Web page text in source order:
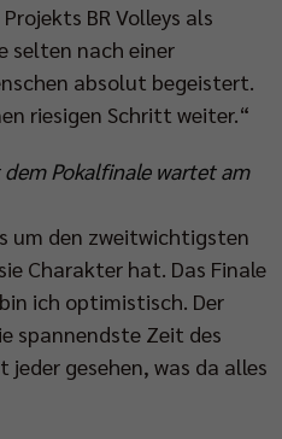
BR Volleys als
selten nach einer
absolut begeistert.
riesigen Schritt weiter.“
Pokalfinale wartet am
um den zweitwichtigsten
Charakter hat. Das Finale
ich optimistisch. Der
spannendste Zeit des
gesehen, was da alles